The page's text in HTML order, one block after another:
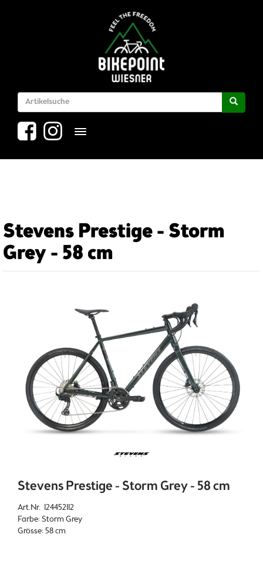
Toggle navigation
Stevens Prestige - Storm
Grey - 58 cm
Stevens Prestige - Storm Grey - 58 cm
Art.Nr. 124452112
Farbe: Storm Grey
Grösse: 58 cm